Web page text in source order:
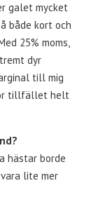
galet mycket
både kort och
25% moms,
dyr
till mig
tillfället helt
hästar borde
lite mer